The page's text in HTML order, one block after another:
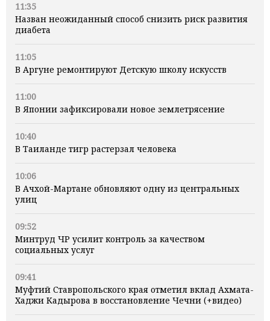
11:35
Назван неожиданный способ снизить риск развития
диабета
11:05
В Аргуне ремонтируют Детскую школу искусств
11:00
В Японии зафиксировали новое землетрясение
10:40
В Таиланде тигр растерзал человека
10:06
В Ачхой-Мартане обновляют одну из центральных
улиц
09:52
Минтруд ЧР усилит контроль за качеством
социальных услуг
09:41
Муфтий Ставропольского края отметил вклад Ахмата-
Хаджи Кадырова в восстановление Чечни (+видео)